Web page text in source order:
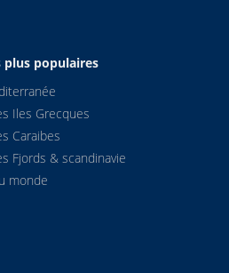
plus populaires
Iles Grecques
Caraibes
Fjords & scandinavie
monde